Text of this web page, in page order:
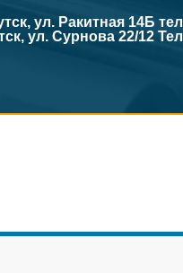
ул. Ракитная 14Б
ул. Сурнова 22/12